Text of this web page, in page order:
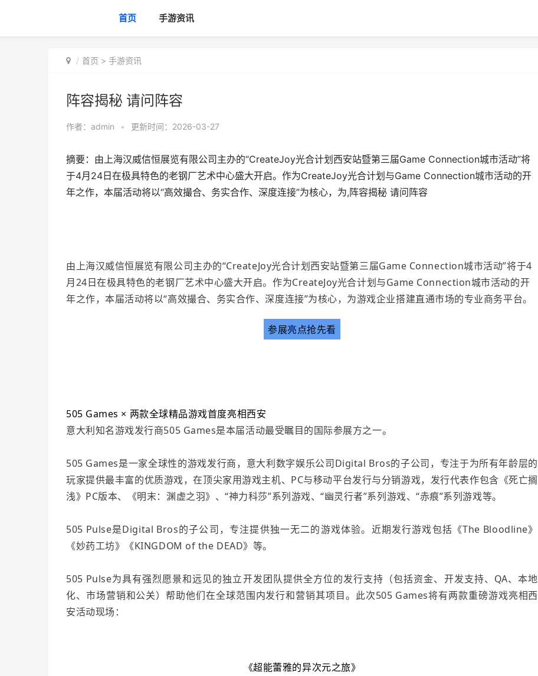
首页 手游资讯
首页 > 手游资讯
阵容揭秘 请问阵容
作者： admin • 更新时间：2026-03-27
摘要：由上海汉威信恒展览有限公司主办的“CreateJoy光合计划西安站暨第三届Game Connection城市活动”将
于4月24日在极具特色的老钢厂艺术中心盛大开启。作为CreateJoy光合计划与Game Connection城市活动的开
年之作，本届活动将以“高效撮合、务实合作、深度连接”为核心，为,阵容揭秘 请问阵容
由上海汉威信恒展览有限公司主办的“CreateJoy光合计划西安站暨第三届Game Connection城市活动”将于4
月24日在极具特色的老钢厂艺术中心盛大开启。作为CreateJoy光合计划与Game Connection城市活动的开
年之作，本届活动将以“高效撮合、务实合作、深度连接”为核心，为游戏企业搭建直通市场的专业商务平台。
参展亮点抢先看
505 Games × 两款全球精品游戏首度亮相西安
意大利知名游戏发行商505 Games是本届活动最受瞩目的国际参展方之一。
505 Games是一家全球性的游戏发行商，意大利数字娱乐公司Digital Bros的子公司，专注于为所有年龄层的
玩家提供最丰富的优质游戏，在顶尖家用游戏主机、PC与移动平台发行与分销游戏，发行代表作包含《死亡搁
浅》PC版本、《明末：渊虚之羽》、“神力科莎”系列游戏、“幽灵行者”系列游戏、“赤痕”系列游戏等。
505 Pulse是Digital Bros的子公司，专注提供独一无二的游戏体验。近期发行游戏包括《The Bloodline》
《妙药工坊》《KINGDOM of the DEAD》等。
505 Pulse为具有强烈愿景和远见的独立开发团队提供全方位的发行支持（包括资金、开发支持、QA、本地
化、市场营销和公关）帮助他们在全球范围内发行和营销其项目。此次505 Games将有两款重磅游戏亮相西
安活动现场：
《超能蕾雅的异次元之旅》